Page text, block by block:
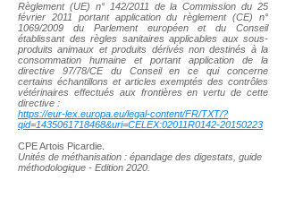
Règlement (UE) n° 142/2011 de la Commission du 25
février 2011 portant application du règlement (CE) n°
1069/2009 du Parlement européen et du Conseil
établissant des règles sanitaires applicables aux sous-
produits animaux et produits dérivés non destinés à la
consommation humaine et portant application de la
directive 97/78/CE du Conseil en ce qui concerne
certains échantillons et articles exemptés des contrôles
vétérinaires effectués aux frontières en vertu de cette
directive :
https://eur-lex.europa.eu/legal-content/FR/TXT/?
qid=1435061718468&uri=CELEX:02011R0142-20150223
CPE Artois Picardie.
Unités de méthanisation : épandage des digestats, guide
méthodologique - Edition 2020.